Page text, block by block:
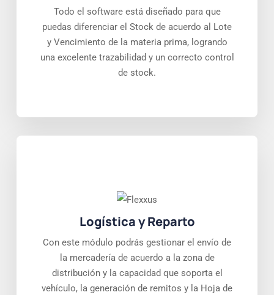
Todo el software está diseñado para que
puedas diferenciar el Stock de acuerdo al Lote
y Vencimiento de la materia prima, logrando
una excelente trazabilidad y un correcto control
de stock.
Logística y Reparto
Con este módulo podrás gestionar el envío de
la mercadería de acuerdo a la zona de
distribución y la capacidad que soporta el
vehículo, la generación de remitos y la Hoja de